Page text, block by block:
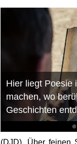
©
Hier liegt Poesie
machen, wo
Geschichten